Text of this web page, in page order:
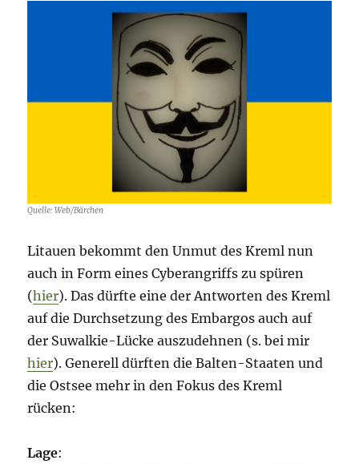
Quelle: Web/Bärchen
Litauen bekommt den Unmut des Kreml nun
auch in Form eines Cyberangriffs zu spüren
(hier). Das dürfte eine der Antworten des Kreml
auf die Durchsetzung des Embargos auch auf
der Suwalkie-Lücke auszudehnen (s. bei mir
hier). Generell dürften die Balten-Staaten und
die Ostsee mehr in den Fokus des Kreml
rücken:
Lage: